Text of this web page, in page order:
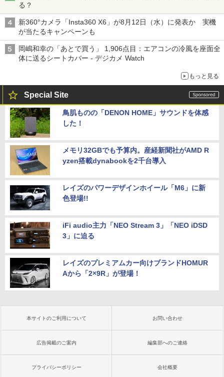
る？
新360°カメラ「Insta360 X6」が8月12日（水）に発表か 実機
が当たるキャンペーンも
岡嶋和幸の「あとで買う」 1,906点目：エアコンの冷風を座面全
体に送るシートカバー - デジカメ Watch
もっと見る
Special Site
鳥肌ものの「DENON HOME」サウンドを体感
した！
メモリ32GBでも予算内。産経新聞社がAMD R
yzen搭載dynabookを2千台導入
レイズのパワーデザインホイール「M6」に新
色登場!!
iFi audio主力「NEO Stream 3」「NEO iDSD
3」に迫る
レイズのプレミアムカー向けブランドHOMUR
Aから「2×9R」が登場！
本サイトのご利用について お問い合わせ
広告掲載のご案内 編集部へのご連絡
プライバシーポリシー 会社概要